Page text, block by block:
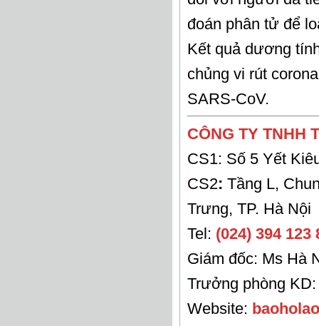
đoán phân tử để
Kết quả dương
chủng vi rút
SARS-CoV.
CÔNG TY TNHH
CS1: Số 5 Yết
CS2: Tầng L,
Trưng, TP. Hà Nội
Tel: (024) 394 123
Giám đốc: Ms Hà
Trưởng phòng
Website: